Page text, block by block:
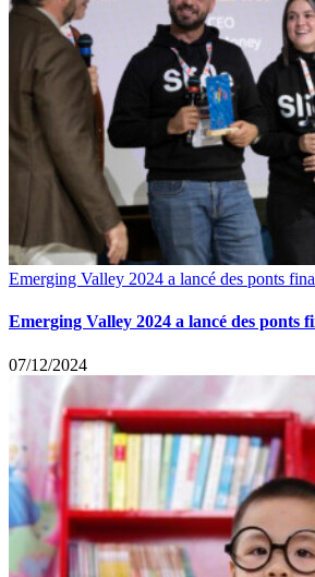
Emerging Valley 2024 a lancé des ponts
Emerging Valley 2024 a lancé des ponts
07/12/2024